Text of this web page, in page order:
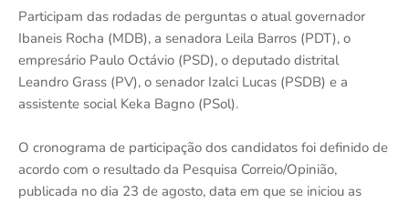
Participam das rodadas de perguntas o atual governador
Ibaneis Rocha (MDB), a senadora Leila Barros (PDT), o
empresário Paulo Octávio (PSD), o deputado distrital
Leandro Grass (PV), o senador Izalci Lucas (PSDB) e a
assistente social Keka Bagno (PSol).
O cronograma de participação dos candidatos foi definido de
acordo com o resultado da Pesquisa Correio/Opinião,
publicada no dia 23 de agosto, data em que se iniciou as